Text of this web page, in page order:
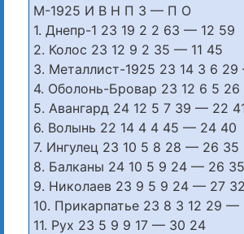
М-1925 И В Н П З — П О
1. Днепр-1 23 19 2 2 63 — 12 59
2. Колос 23 12 9 2 35 — 11 45
3. Металлист-1925 23 14 3 6
4. Оболонь-Бровар 23 12 6 5
5. Авангард 24 12 5 7 39 — 22
6. Волынь 22 14 4 4 45 — 24 40
7. Ингулец 23 10 5 8 28 — 26 35
8. Балканы 24 10 5 9 24 — 26 35
9. Николаев 23 9 5 9 24 — 27 32
10. Прикарпатье 23 8 3 12 29 —
11. Рух 23 5 9 9 17 — 30 24